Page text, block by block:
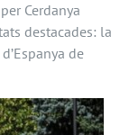
Cerdanya
destacades: la
de